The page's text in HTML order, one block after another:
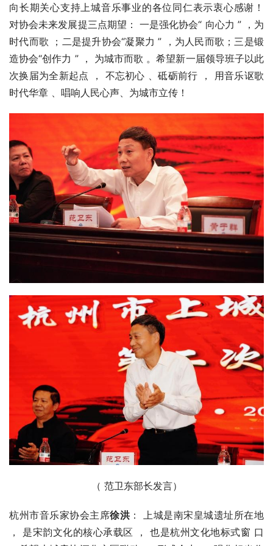
向长期关心支持上城音乐事业的各位同仁表示衷心感谢！
对协会未来发展提三点期望： 一是强化协会“ 向心力 ” ，为
时代而歌 ；二是提升协会“凝聚力 ” ，为人民而歌；三是锻
造协会“创作力 ” ， 为城市而歌 。希望新一届领导班子以此
次换届为全新起点 ， 不忘初心 、砥砺前行 ， 用音乐讴歌
时代华章 、唱响人民心声、为城市立传！
（ 范卫东部长发言）
杭州市音乐家协会主席徐洪 ： 上城是南宋皇城遗址所在地
， 是宋韵文化的核心承载区 ， 也是杭州文化地标式窗 口